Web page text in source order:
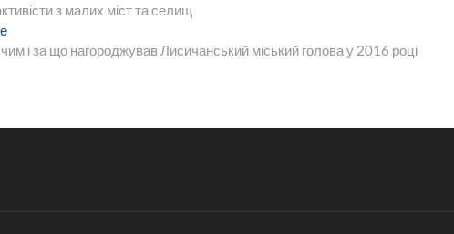
з малих міст та селищ
Следующая
запись:
чим і за що нагороджував Лисичанський міський голова у 2016 році